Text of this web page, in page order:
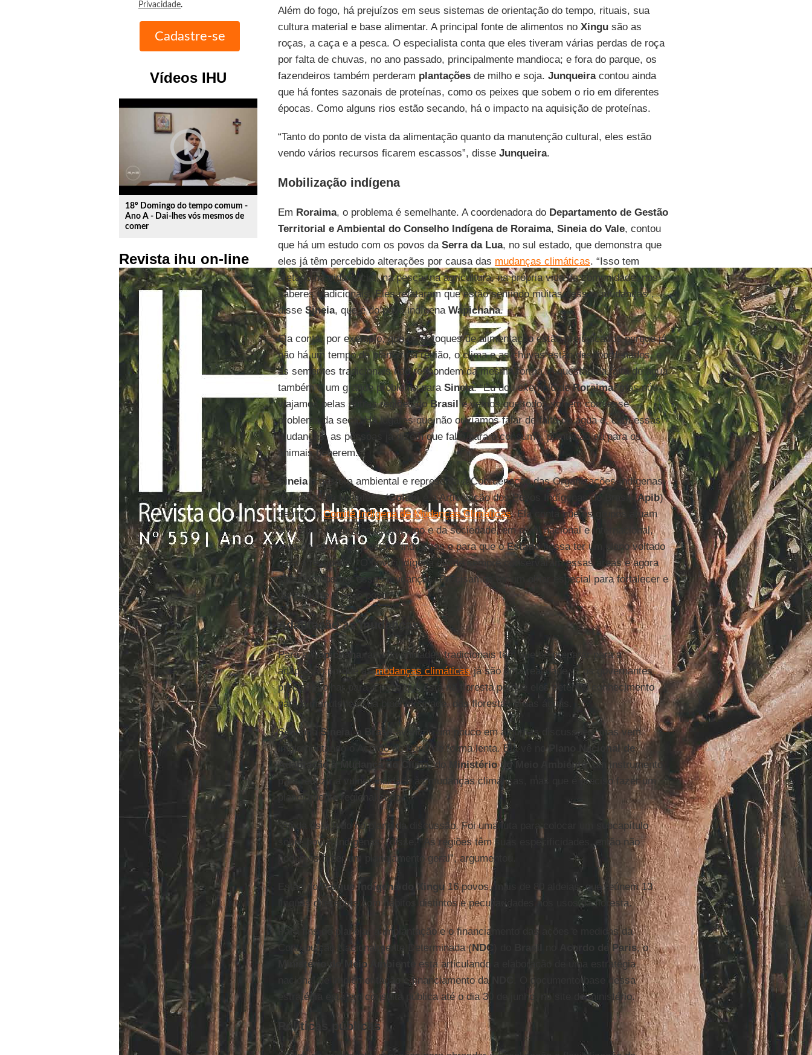
Privacidade.
Vídeos IHU
play_circle_outline
18º Domingo do tempo comum -
Ano A - Dai-lhes vós mesmos de
comer
Revista ihu on-line
Além do fogo, há prejuízos em seus sistemas de orientação do tempo, rituais, sua
cultura material e base alimentar. A principal fonte de alimentos no Xingusão as
roças, a caça e a pesca. O especialista conta que eles tiveram várias perdas de roça
por falta de chuvas, no ano passado, principalmente mandioca; e fora do parque, os
fazendeiros também perderam plantaçõesde milho e soja. Junqueiracontou ainda
que há fontes sazonais de proteínas, como os peixes que sobem o rio em diferentes
épocas. Como alguns rios estão secando, há o impacto na aquisição de proteínas.
“Tanto do ponto de vista da alimentação quanto da manutenção cultural, eles estão
vendo vários recursos ficarem escassos”, disse Junqueira.
Mobilização indígena
Em Roraima, o problema é semelhante. A coordenadora do Departamento de Gestão
Territorial e Ambiental do Conselho Indígena de Roraima, Sineia do Vale, contou
que há um estudo com os povos da Serra da Lua, no sul estado, que demonstra que
eles já têm percebido alterações por causa das mudanças climáticas. “Isso tem
afetado na vida social, na pesca, na agricultura, na própria vida da comunidade, nos
saberes tradicionais. Eles relataram que estão sentindo muitas dessas mudanças”,
disse Sineia, que é do povo indígena Wapichana.
Ela conta, por exemplo, que os estoques de alimentação estão prejudicados porque já
não há um tempo de plantar na região, o clima e as chuvas estão descoordenados, e
as sementes tradicionais não respondem da mesma forma. A questão da falta de água
também é um grande problema para Sineia. “Eu dou exemplo deRoraima, mas nós
viajamos pelas outras regiões doBrasile vemos que todos sofrem com esse
problema da seca. Há lugares que não ouvíamos falar de falta de água e, com essas
mudanças, as pessoas já dizem que falta para o consumo, plantação ou para os
animais beberem.”
Sineiaé gestora ambiental e representa a Coordenação das Organizações Indígenas
da Amazônia Brasileira (Coiab) e a Articulação dos Povos Indígenas do Brasil (Apib)
dentro doComitê Indígena de Mudanças Climáticas. Ela conta que os grupos atuam
em várias instâncias de governo e da sociedade, em nível nacional e internacional,
para defender as questões indígenas e para que oEstadopossa ter um plano voltado
para a realidade. “O povo indígena desde sempre conservaram essas áreas e agora
são afetados por essas mudanças. Precisamos ter um olhar especial para fortalecer e
dar suporte a esse povo.”
Adaptação às mudanças
Para awapichana
, as comunidades tradicionais têm que se preparar para a
adaptação porque asmudanças climáticasjá são uma realidade. E os governantes
precisam olhar para o povo que está na floresta porque eles detêm o conhecimento
para a manutenção da biodiversidade, das florestas e das águas.
Segundo Sineia , o Brasilavançou um pouco em algumas discussões, mas vem
implementando o Acordo de Paris de forma lenta. Ela vê no Plano Nacional de
Adaptação à Mudança do Clima, do Ministério do Meio Ambiente, um instrumento
para reduzir a vulnerabilidade às mudanças climáticas, mas que é preciso fazer um
planejamento regionalizado.
“Ainda está tudo no plano da discussão. Foi uma luta para colocar um subcapítulo
sobre povos indígenas”, disse. “As regiões têm suas especificidades, então não
podemos fazer um planejamento geral”, argumentou.
Estão no Parque Indígena do Xingu16 povos, mais de 80 aldeias, que reúnem 13
línguas diferentes com hábitos distintos e peculiaridades nos usos da floresta.
Para fins de planejar a implantação e o financiamento das ações e medidas da
Contribuição Nacionalmente Determinada (NDC Acordo de Paris, o
Ministério do Meio Ambiente
está articulando a elaboração de uma estratégia
nacional de implementação e financiamento da
. O documento-base dessa
estratégia está em consulta pública até o dia 30 de junho, no site do ministério.
Políticas públicas